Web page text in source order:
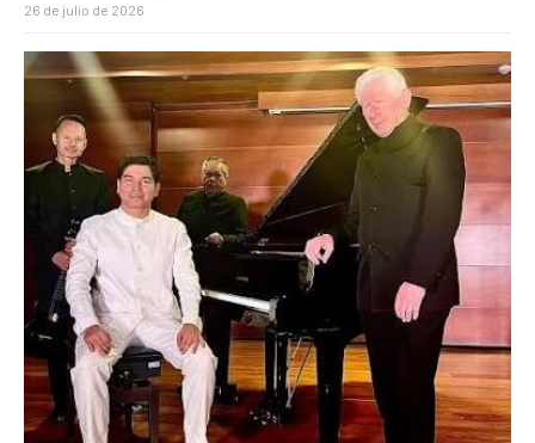
26 de julio de 2026